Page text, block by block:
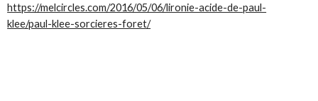
https://melcircles.com/2016/05/06/lironie-acide-de-paul-
klee/paul-klee-sorcieres-foret/